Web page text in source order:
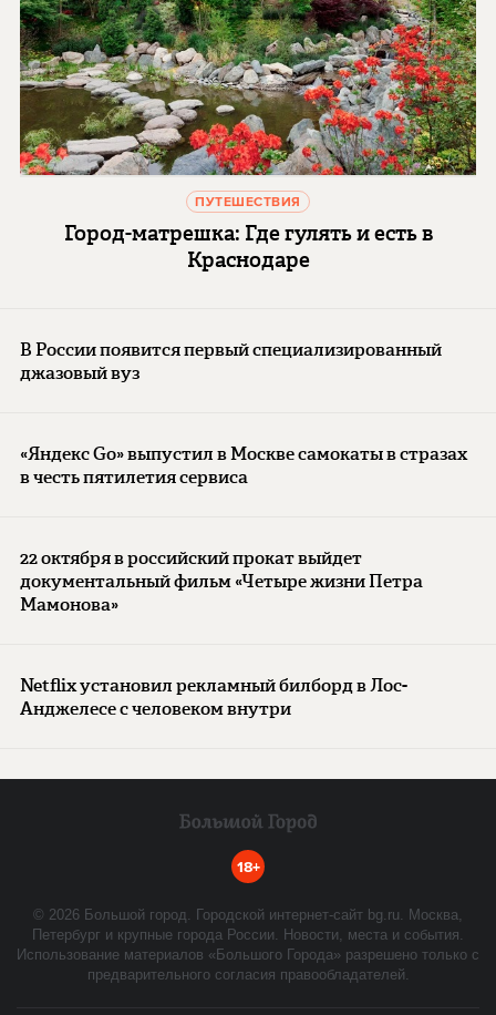
ПУТЕШЕСТВИЯ
Город-матрешка: Где гулять и есть в
Краснодаре
В России появится первый специализированный
джазовый вуз
«Яндекс Go» выпустил в Москве самокаты в стразах
в честь пятилетия сервиса
22 октября в российский прокат выйдет
документальный фильм «Четыре жизни Петра
Мамонова»
Netflix установил рекламный билборд в Лос-
Анджелесе с человеком внутри
18+
© 2026 Большой город. Городской интернет-сайт bg.ru. Москва,
Петербург и крупные города России. Новости, места и события.
Использование материалов «Большого Города» разрешено только с
предварительного согласия правообладателей.